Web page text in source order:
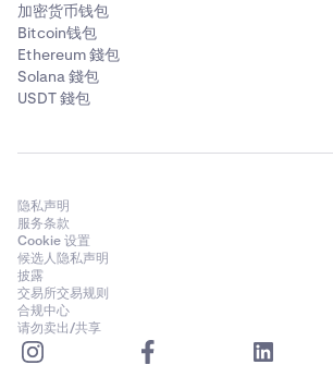
加密货币钱包
Bitcoin钱包
Ethereum 錢包
Solana 錢包
USDT 錢包
隐私声明
服务条款
Cookie 设置
候选人隐私声明
披露
交易所交易规则
合规中心
请勿卖出/共享